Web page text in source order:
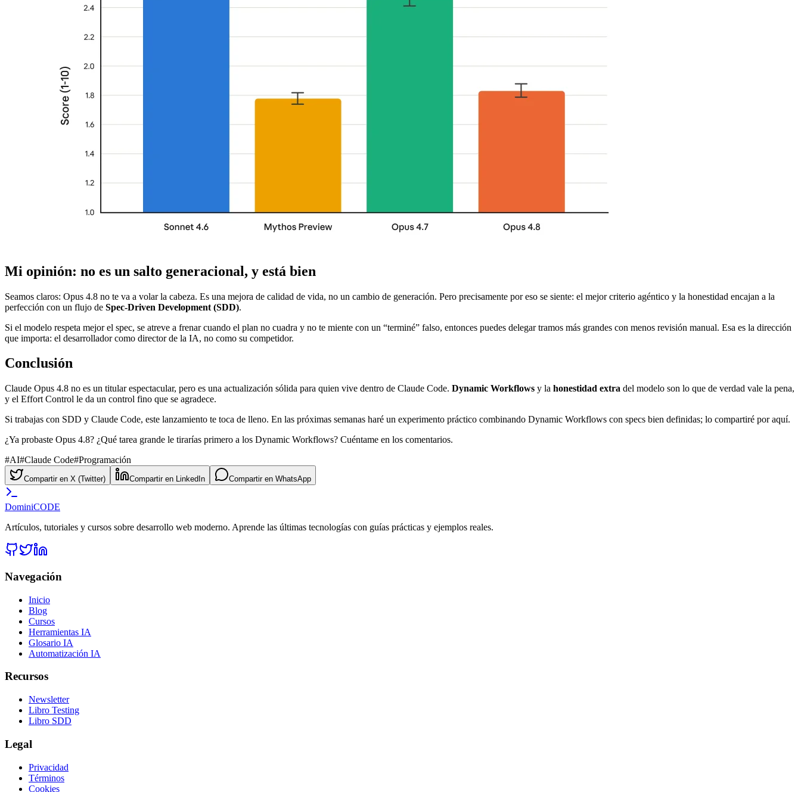
Mi opinión: no es un salto generacional, y está bien
Seamos claros: Opus 4.8 no te va a volar la cabeza. Es una mejora de calidad de vida, no un cambio de generación. Pero precisamente por eso se siente: el mejor criterio agéntico y la honestidad encajan a la
perfección con un flujo de Spec-Driven Development (SDD).
Si el modelo respeta mejor el spec, se atreve a frenar cuando el plan no cuadra y no te miente con un “terminé” falso, entonces puedes delegar tramos más grandes con menos revisión manual. Esa es la dirección
que importa: el desarrollador como director de la IA, no como su competidor.
Conclusión
Claude Opus 4.8 no es un titular espectacular, pero es una actualización sólida para quien vive dentro de Claude Code. Dynamic Workflows y la honestidad extra del modelo son lo que de verdad vale la pena,
y el Effort Control le da un control fino que se agradece.
Si trabajas con SDD y Claude Code, este lanzamiento te toca de lleno. En las próximas semanas haré un experimento práctico combinando Dynamic Workflows con specs bien definidas; lo compartiré por aquí.
¿Ya probaste Opus 4.8? ¿Qué tarea grande le tirarías primero a los Dynamic Workflows? Cuéntame en los comentarios.
#AI#Claude Code#Programación
Compartir en X (Twitter) Compartir en LinkedIn Compartir en WhatsApp
DominiCODE
Artículos, tutoriales y cursos sobre desarrollo web moderno. Aprende las últimas tecnologías con guías prácticas y ejemplos reales.
Navegación
Inicio
Blog
Cursos
Herramientas IA
Glosario IA
Automatización IA
Recursos
Newsletter
Libro Testing
Libro SDD
Legal
Privacidad
Términos
Cookies